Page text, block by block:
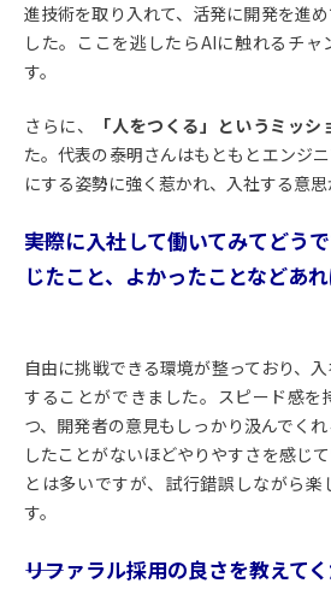
進技術を取り入れて、活発に開発を進
した。ここを逃したらAIに触れるチャ
す。
さらに、 「人をつくる」というミッ
た。代表の泰明さんはもともとエンジ
にする姿勢に強く惹かれ、入社する意思
――実際に入社して働いてみてどう
じたこと、よかったことなどあ
自由に挑戦できる環境が整っており、
することができました。スピード感を
つ、開発者の意見もしっかり汲んでく
したことがないほどやりやすさを感じ
とは多いですが、試行錯誤しながら楽
す。
――リファラル採用の良さを教えて